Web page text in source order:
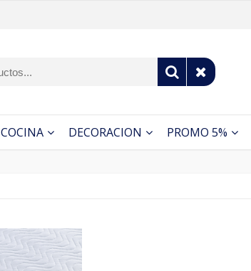
COCINA DECORACION PROMO 5%